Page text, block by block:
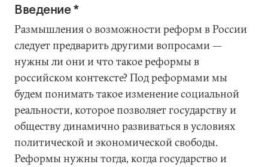
Введение *
Размышления о возможности реформ в России
следует предварить другими вопросами —
нужны ли они и что такое реформы в
российском контексте? Под реформами мы
будем понимать такое изменение социальной
реальности, которое позволяет государству и
обществу динамично развиваться в условиях
политической и экономической свободы.
Реформы нужны тогда, когда государство и